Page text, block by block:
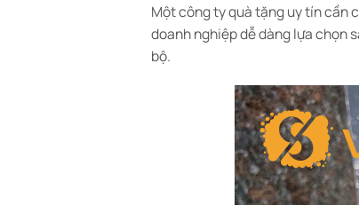
Một công ty quà tặng uy tín cần
doanh nghiệp dễ dàng lựa chọn
bộ.